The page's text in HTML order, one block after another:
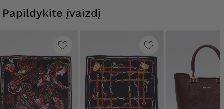
Papildykite įvaizdį